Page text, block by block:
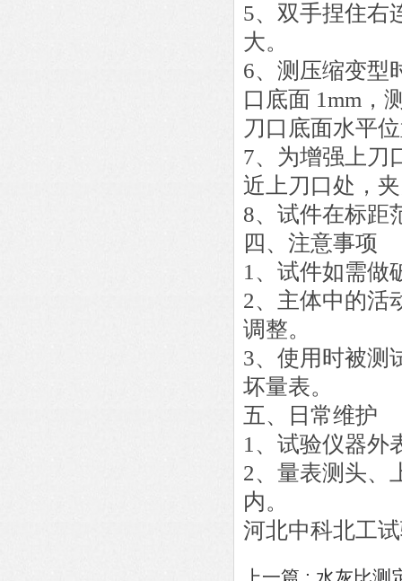
5、双手捏住右
大。
6、测压缩变型
口底面 1mm，
刀口底面水平
7、为增强上刀
近上刀口处，
8、试件在标距
四 、 注意事项
1、试件如需做
2、主体中的活
调整。
3、使用时被测
坏量表。
五、
日常维护
1、试验仪器外
2、量表测头、
内。
河北中科北工